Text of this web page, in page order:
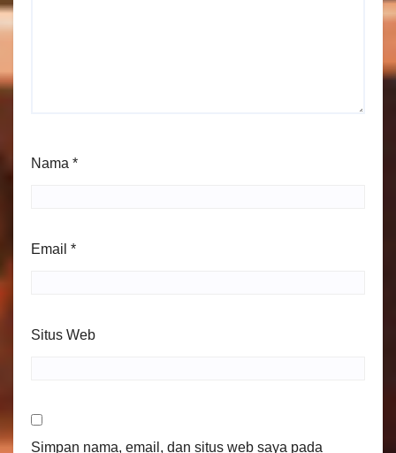
Nama *
Email *
Situs Web
Simpan nama, email, dan situs web saya pada